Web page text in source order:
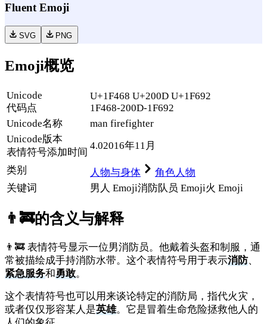
Fluent Emoji
SVG PNG
Emoji概览
Unicode
代码点
U+1F468 U+200D U+1F692
1F468-200D-1F692
Unicode名称
man firefighter
Unicode版本
表情符号添加时间
4.02016年11月
类别 人物与身体
角色人物
关键词
男人 Emoji消防队员 Emoji火 Emoji
👨‍🚒的含义与解释
👨‍🚒 表情符号显示一位男消防员。他戴着头盔和制服，通
常被描绘成手持消防水带。这个表情符号用于表示消防、
紧急服务和勇敢。
这个表情符号也可以用来谈论特定的消防局，指代火灾，
或者仅仅形容某人是英雄。它是冒着生命危险拯救他人的